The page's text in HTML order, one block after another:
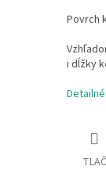
Povrch
i dĺžky
TLAČ